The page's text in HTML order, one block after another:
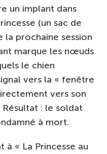
un implant dans
(un sac de
la prochaine session
marque les nœuds
le chien
vers la « fenêtre
vers son
: le soldat
à mort.
« La Princesse au